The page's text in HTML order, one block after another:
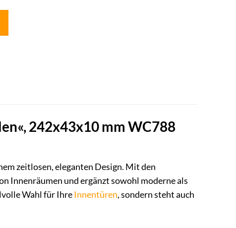
242x43x10 mm WC788
zeitlosen, eleganten Design. Mit den
Innenräumen und ergänzt sowohl moderne als
Wahl für IhreInnentüren, sondern steht auch